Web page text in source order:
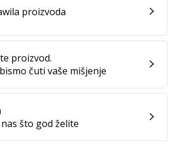
proizvod.
čuti vaše mišjenje
što god želite
proizvoda